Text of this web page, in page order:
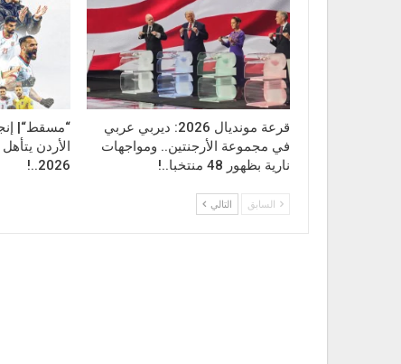
قرعة مونديال 2026: ديربي عربي
في مجموعة الأرجنتين.. ومواجهات
نارية بظهور 48 منتخبا..!
“مسقط“|
الأردن
2026..!
السابق التالي